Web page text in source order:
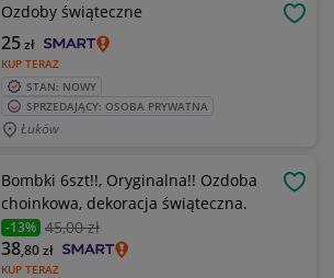
Ozdoby świąteczne
KUP TERAZ
25zł
STAN: NOWY
SPRZEDAJĄCY: OSOBA PRYWATNA
Łuków
Bombki 6szt!!, Oryginalna!! Ozdoba
choinkowa, dekoracja świąteczna.
-13% 45,00 zł
KUP TERAZ
38,80zł